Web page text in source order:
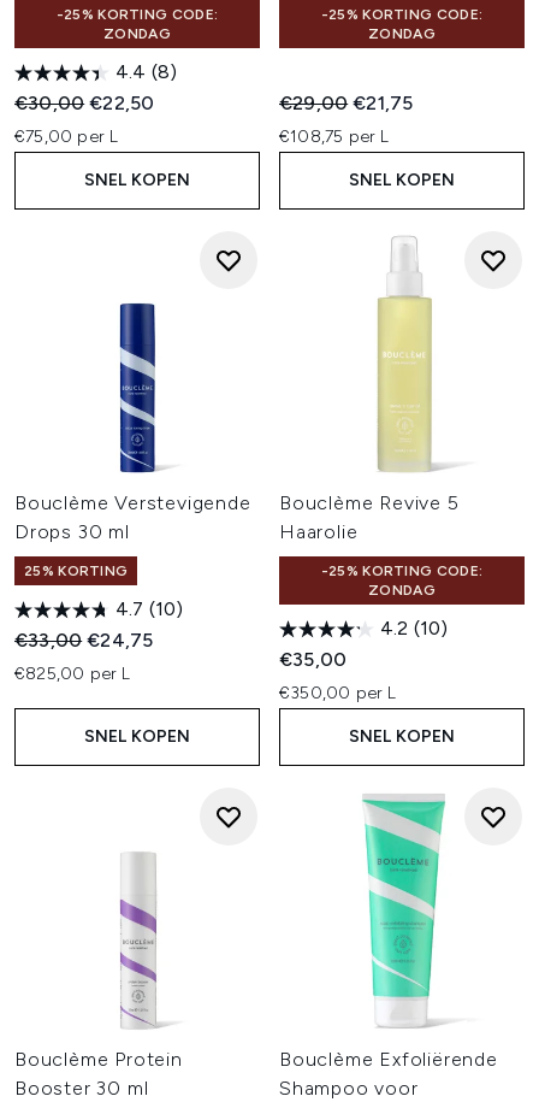
-25% KORTING CODE:
ZONDAG
4.4 (8)
Recommended Retail Price:
€30,00Huidige prijs:
€22,50
€75,00 per L
SNEL KOPEN
-25% KORTING CODE:
ZONDAG
Recommended Retail Price:
€29,00Huidige prijs:
€21,75
€108,75 per L
SNEL KOPEN
Bouclème Verstevigende
Drops 30 ml
25% KORTING
4.7 (10)
Recommended Retail Price:
€33,00Huidige prijs:
€24,75
€825,00 per L
SNEL KOPEN
Bouclème Revive 5
Haarolie
-25% KORTING CODE:
ZONDAG
4.2 (10)
€35,00
€350,00 per L
SNEL KOPEN
Bouclème Protein
Booster 30 ml
Bouclème Exfoliërende
Shampoo voor